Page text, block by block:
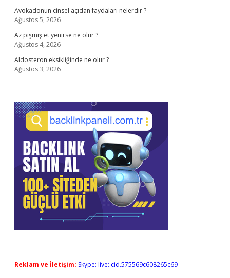
Avokadonun cinsel açıdan faydaları nelerdir ?
Ağustos 5, 2026
Az pişmiş et yenirse ne olur ?
Ağustos 4, 2026
Aldosteron eksikliğinde ne olur ?
Ağustos 3, 2026
Reklam ve İletişim: Skype: live:.cid.575569c608265c69